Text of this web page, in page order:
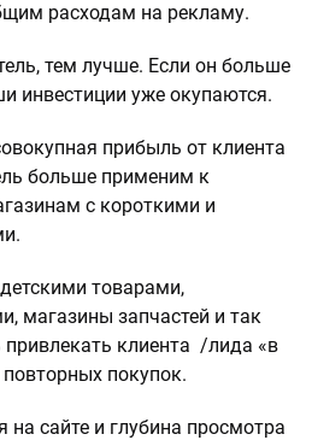
расходам на рекламу.
тем лучше. Если он больше
инвестиции уже окупаются.
прибыль от клиента
больше применим к
с короткими и
товарами,
магазины запчастей и так
привлекать клиента /лида «в
покупок.
на сайте и глубина просмотра